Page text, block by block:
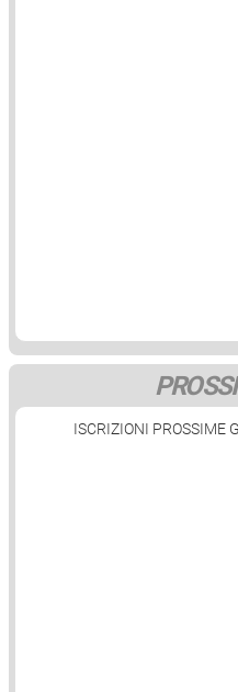
ISCRIZIONI PROSSIME